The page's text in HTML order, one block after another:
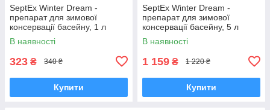
SeptEx Winter Dream -
препарат для зимової
консервації басейну, 1 л
В наявності
323 ₴ 340 ₴
Купити
SeptEx Winter Dream -
препарат для зимової
консервації басейну, 5 л
В наявності
1 159 ₴ 1 220 ₴
Купити